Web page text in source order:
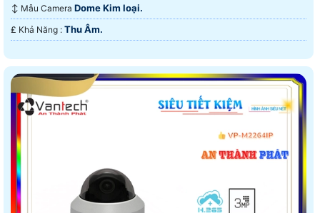
↕️ Mẫu Camera Dome Kim loại.
️₤ Khả Năng : Thu Âm.